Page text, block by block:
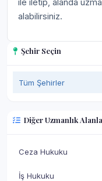
Şehir Seçin
Tüm Şehirler
Diğer Uzmanlık
Ceza Hukuku
İş Hukuku
ile iletip, alanda
alabilirsiniz.